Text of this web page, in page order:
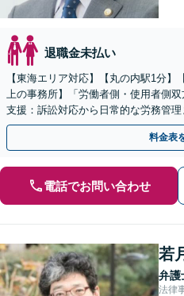
退職金未払い
【東海エリア対応】【丸の内駅1分
上の事務所】「労働者側・使用者側
支援：訴訟対応から日常的な労務管
側：残業代請求や退職など対応」【
料金表
電話でお問い合わせ
若
弁護
法律